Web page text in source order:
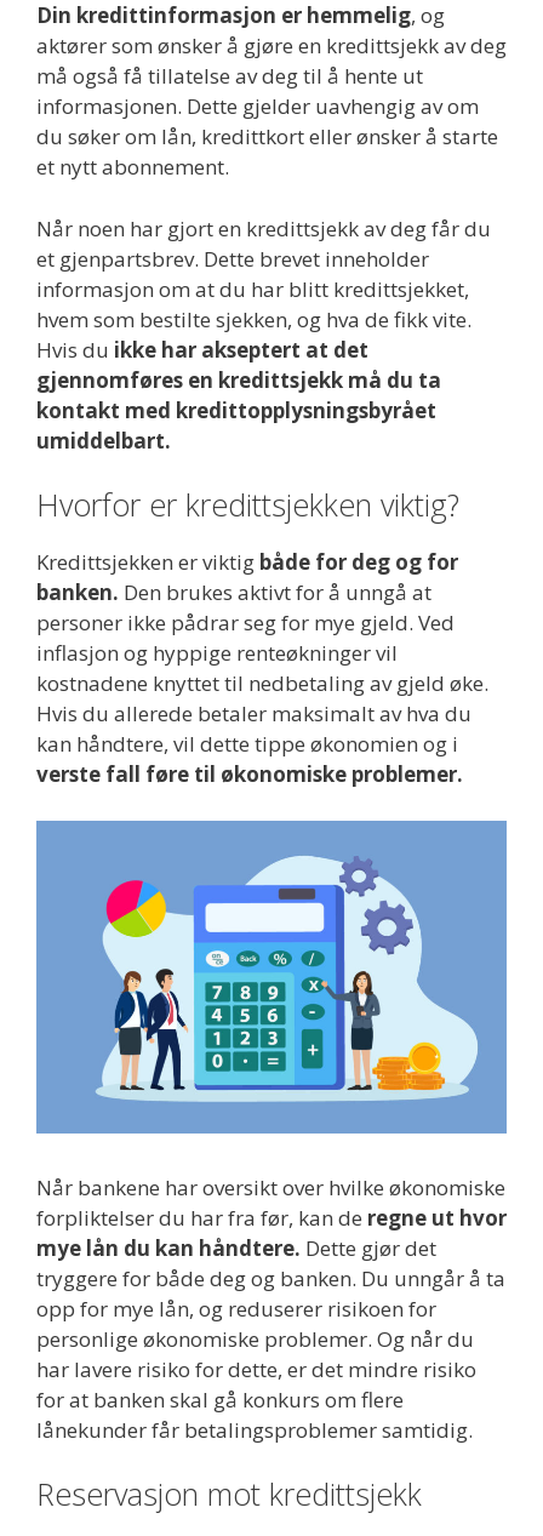
Din kredittinformasjon er hemmelig, og
aktører som ønsker å gjøre en kredittsjekk av deg
må også få tillatelse av deg til å hente ut
informasjonen. Dette gjelder uavhengig av om
du søker om lån, kredittkort eller ønsker å starte
et nytt abonnement.
Når noen har gjort en kredittsjekk av deg får du
et gjenpartsbrev. Dette brevet inneholder
informasjon om at du har blitt kredittsjekket,
hvem som bestilte sjekken, og hva de fikk vite.
Hvis du ikke har akseptert at det
gjennomføres en kredittsjekk må du ta
kontakt med kredittopplysningsbyrået
umiddelbart.
Hvorfor er kredittsjekken viktig?
Kredittsjekken er viktig både for deg og for
banken. Den brukes aktivt for å unngå at
personer ikke pådrar seg for mye gjeld. Ved
inflasjon og hyppige renteøkninger vil
kostnadene knyttet til nedbetaling av gjeld øke.
Hvis du allerede betaler maksimalt av hva du
kan håndtere, vil dette tippe økonomien og i
verste fall føre til økonomiske problemer.
Når bankene har oversikt over hvilke økonomiske
forpliktelser du har fra før, kan de regne ut hvor
mye lån du kan håndtere. Dette gjør det
tryggere for både deg og banken. Du unngår å ta
opp for mye lån, og reduserer risikoen for
personlige økonomiske problemer. Og når du
har lavere risiko for dette, er det mindre risiko
for at banken skal gå konkurs om flere
lånekunder får betalingsproblemer samtidig.
Reservasjon mot kredittsjekk